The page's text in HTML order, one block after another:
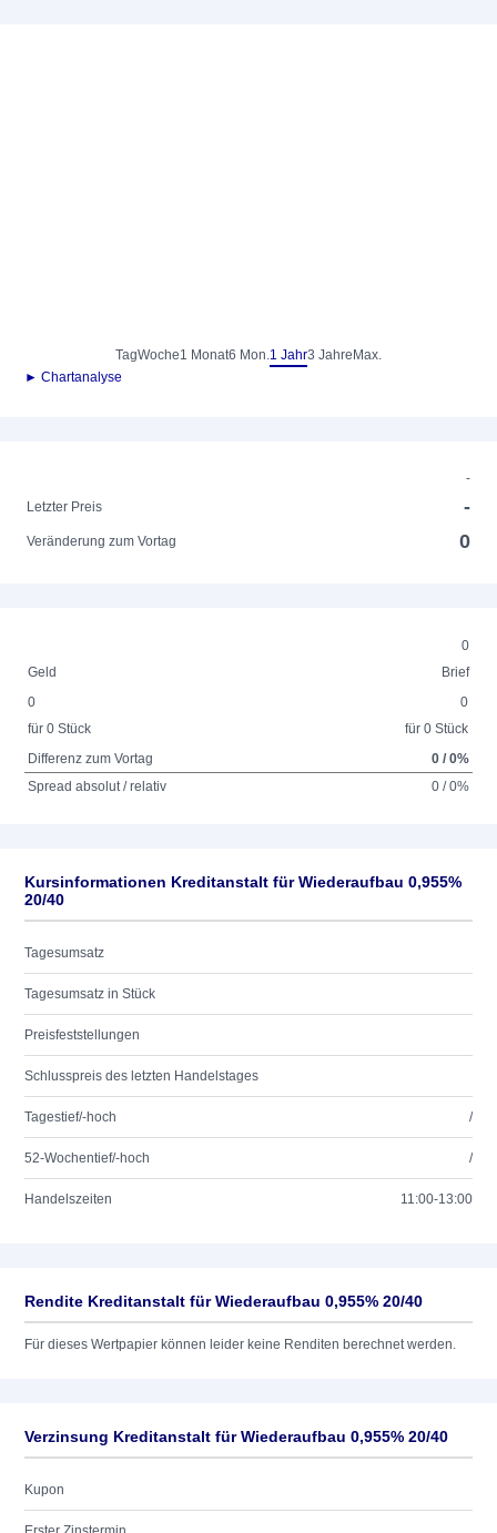
TagWoche1 Monat6 Mon.1 Jahr3 Jahre Max.
► Chartanalyse
-
Letzter Preis
-
Veränderung zum Vortag 0
0
Geld
Brief
0
für 0 Stück
0
für 0 Stück
Differenz zum Vortag
0 / 0%
Spread absolut / relativ
0 / 0%
Kursinformationen Kreditanstalt für Wiederaufbau 0,955%
20/40
Tagesumsatz
Tagesumsatz in Stück
Preisfeststellungen
Schlusspreis des letzten Handelstages
Tagestief/-hoch /
52-Wochentief/-hoch /
Handelszeiten 11:00-13:00
Rendite Kreditanstalt für Wiederaufbau 0,955% 20/40
Für dieses Wertpapier können leider keine Renditen berechnet werden.
Verzinsung Kreditanstalt für Wiederaufbau 0,955% 20/40
Kupon